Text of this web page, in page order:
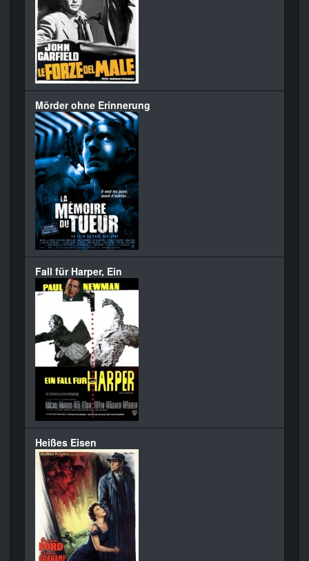
Mörder ohne Erinnerung
Fall für Harper, Ein
Heißes Eisen